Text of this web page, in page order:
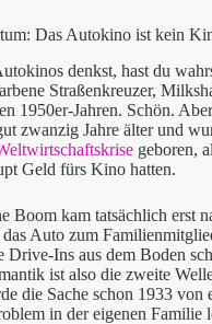
Das Autokino ist kein
denkst, hast du
Straßenkreuzer,
1950er-Jahren. Schön.
zwanzig Jahre älter und
geboren,
Geld fürs Kino hatten.
Boom kam tatsächlich erst
Auto zum
Drive-Ins aus dem Boden
ist also die zweite
die Sache schon 1933 von
in der eigenen Familie